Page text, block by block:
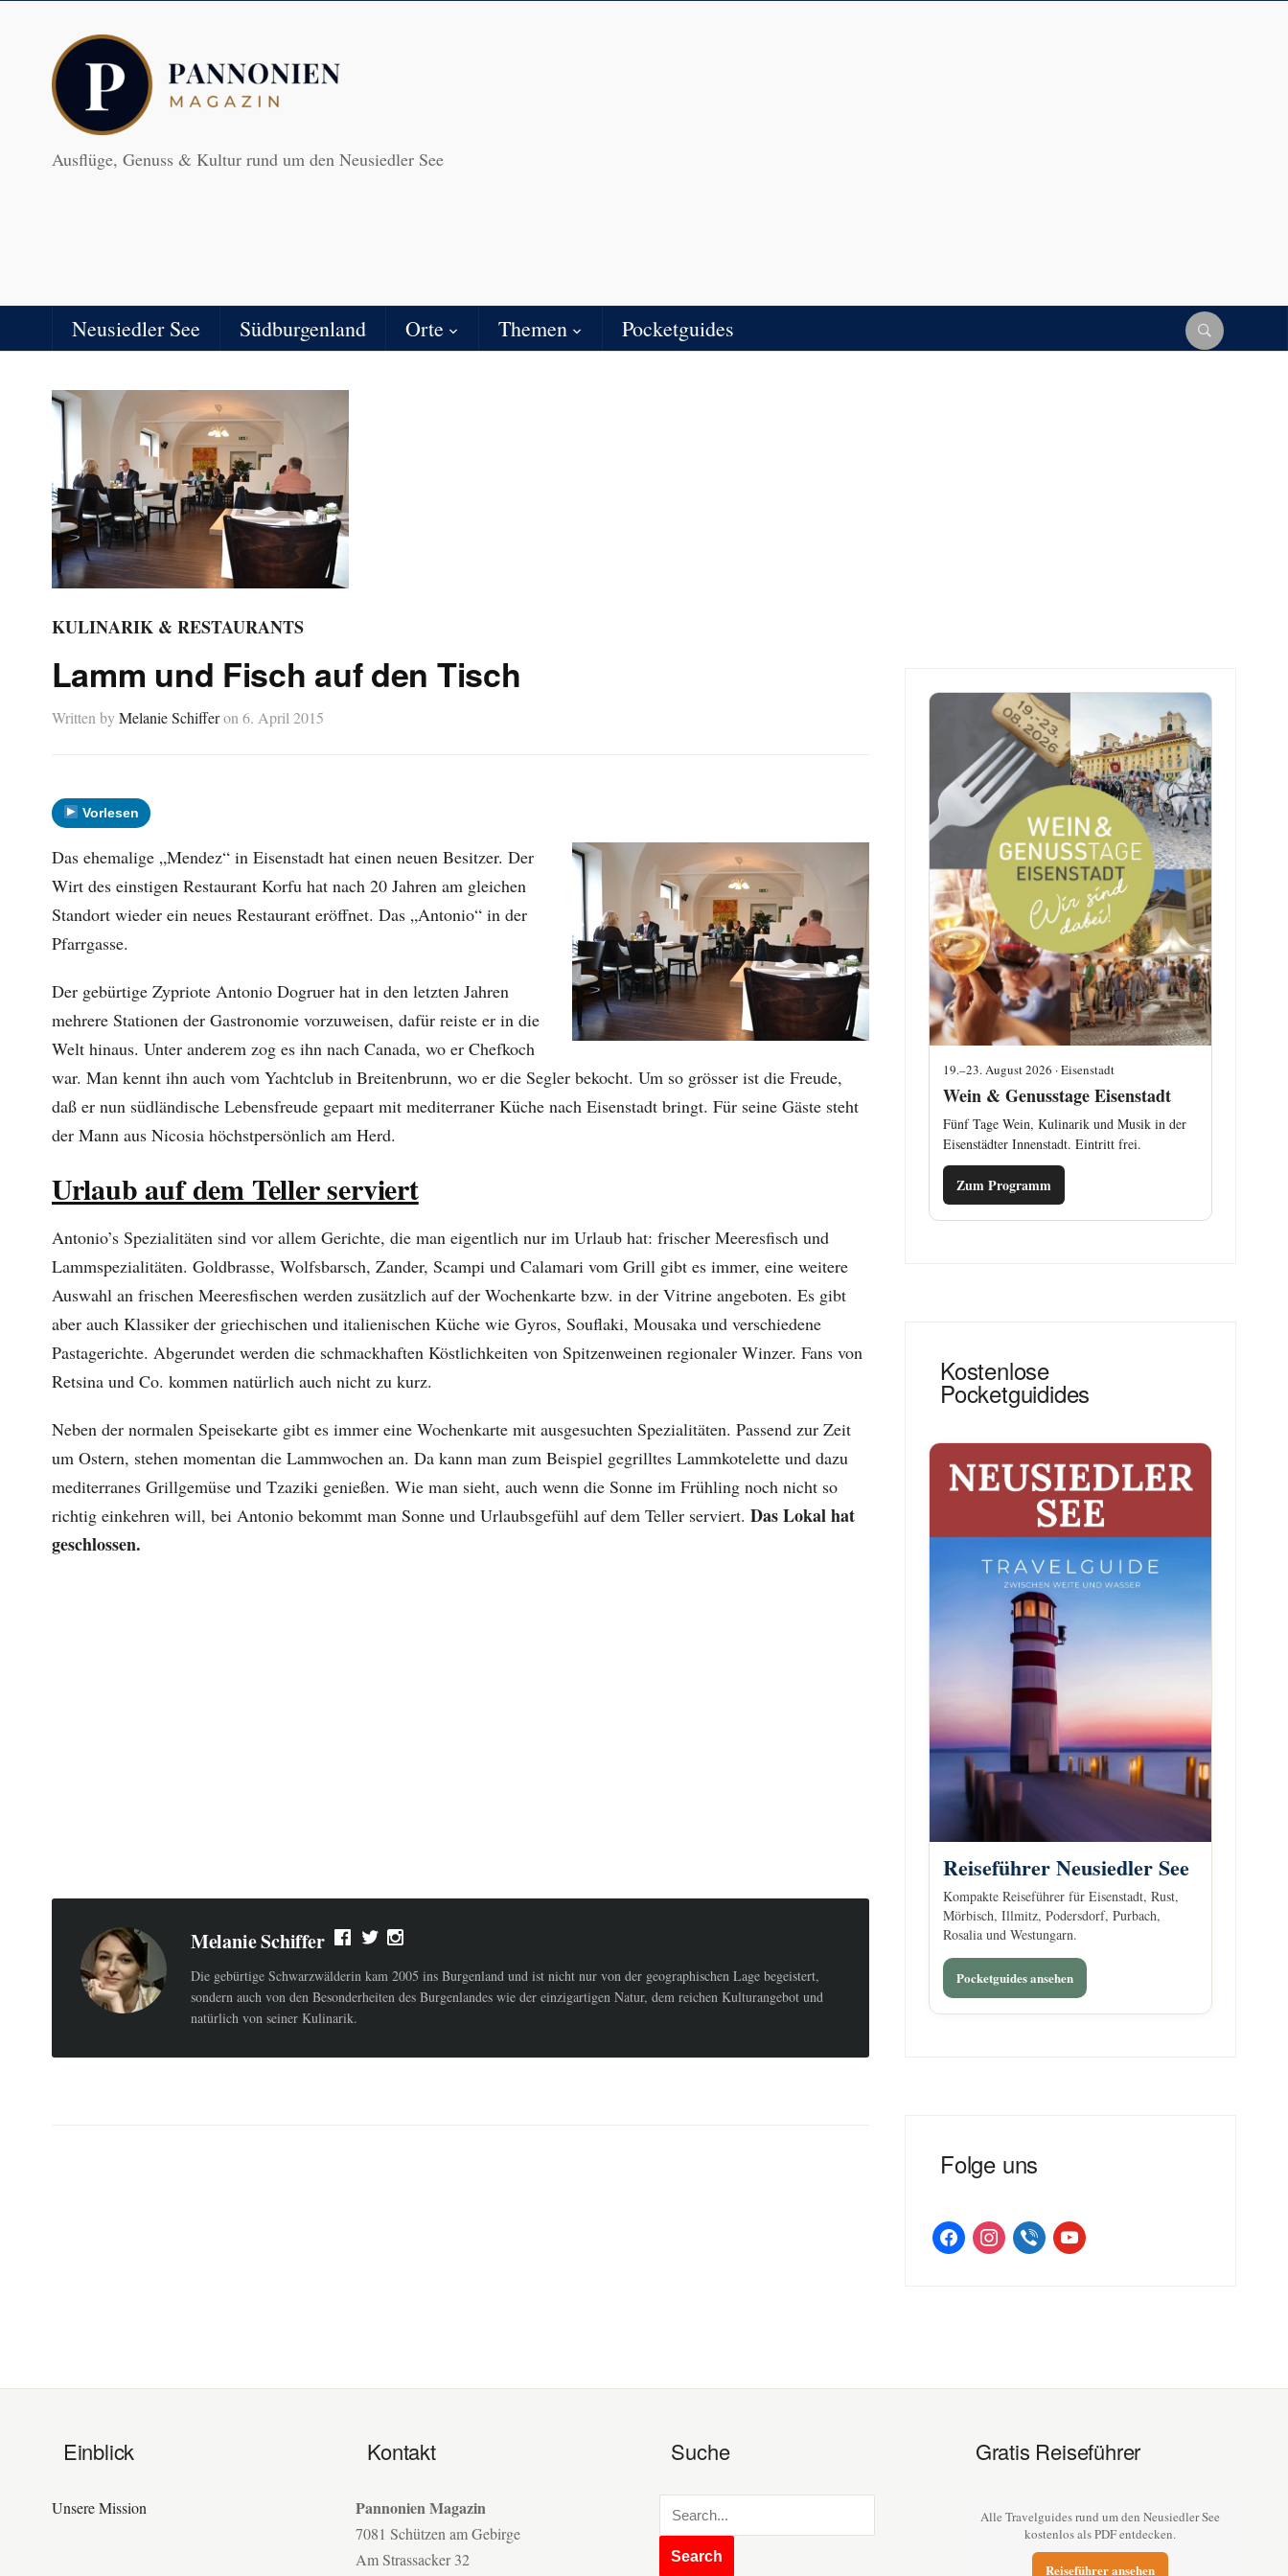
Ausflüge, Genuss & Kultur rund um den Neusiedler See
Neusiedler See Südburgenland Orte Themen Pocketguides
KULINARIK & RESTAURANTS
Lamm und Fisch auf den Tisch
Written byMelanie Schiffer on 6. April 2015
Vorlesen
Das ehemalige „Mendez“ in Eisenstadt hat einen neuen Besitzer. Der
Wirt des einstigen Restaurant Korfu hat nach 20 Jahren am gleichen
Standort wieder ein neues Restaurant eröffnet. Das „Antonio“ in der
Pfarrgasse.
Der gebürtige Zypriote Antonio Dogruer hat in den letzten Jahren
mehrere Stationen der Gastronomie vorzuweisen, dafür reiste er in die
Welt hinaus. Unter anderem zog es ihn nach Canada, wo er Chefkoch
war. Man kennt ihn auch vom Yachtclub in Breitenbrunn, wo er die Segler bekocht. Um so grösser ist die Freude,
daß er nun südländische Lebensfreude gepaart mit mediterraner Küche nach Eisenstadt bringt. Für seine Gäste steht
der Mann aus Nicosia höchstpersönlich am Herd.
Urlaub auf dem Teller serviert
Antonio’s Spezialitäten sind vor allem Gerichte, die man eigentlich nur im Urlaub hat: frischer Meeresfisch und
Lammspezialitäten. Goldbrasse, Wolfsbarsch, Zander, Scampi und Calamari vom Grill gibt es immer, eine weitere
Auswahl an frischen Meeresfischen werden zusätzlich auf der Wochenkarte bzw. in der Vitrine angeboten. Es gibt
aber auch Klassiker der griechischen und italienischen Küche wie Gyros, Souflaki, Mousaka und verschiedene
Pastagerichte. Abgerundet werden die schmackhaften Köstlichkeiten von Spitzenweinen regionaler Winzer. Fans von
Retsina und Co. kommen natürlich auch nicht zu kurz.
Neben der normalen Speisekarte gibt es immer eine Wochenkarte mit ausgesuchten Spezialitäten. Passend zur Zeit
um Ostern, stehen momentan die Lammwochen an. Da kann man zum Beispiel gegrilltes Lammkotelette und dazu
mediterranes Grillgemüse und Tzaziki genießen. Wie man sieht, auch wenn die Sonne im Frühling noch nicht so
richtig einkehren will, bei Antonio bekommt man Sonne und Urlaubsgefühl auf dem Teller serviert. Das Lokal hat
geschlossen.
Melanie Schiffer
Die gebürtige Schwarzwälderin kam 2005 ins Burgenland und ist nicht nur von der geographischen Lage begeistert,
sondern auch von den Besonderheiten des Burgenlandes wie der einzigartigen Natur, dem reichen Kulturangebot und
natürlich von seiner Kulinarik.
19.–23. August 2026 · Eisenstadt
Wein & Genusstage Eisenstadt
Fünf Tage Wein, Kulinarik und Musik in der
Eisenstädter Innenstadt. Eintritt frei.
Zum Programm
Kostenlose
Pocketguidides
Reiseführer Neusiedler See
Kompakte Reiseführer für Eisenstadt, Rust,
Mörbisch, Illmitz, Podersdorf, Purbach,
Rosalia und Westungarn.
Pocketguides ansehen
Folge uns
facebookinstagramviber youtube
Einblick
Unsere Mission
Kontakt
Pannonien Magazin
7081 Schützen am Gebirge
Am Strassacker 32
Suche Gratis Reiseführer
Alle Travelguides rund um den Neusiedler See
kostenlos als PDF entdecken.
Reiseführer ansehen